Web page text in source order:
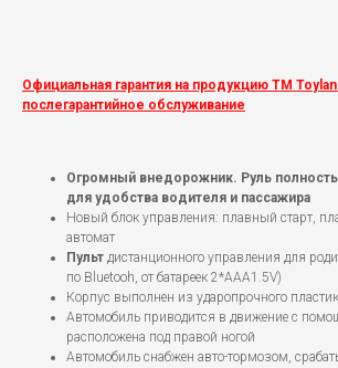
Официальная гарантия на продукцию ТМ
послегарантийное обслуживание
Огромный внедорожник. Руль
для удобства водителя и пассажира
Новый блок управления: плавный старт,
автомат
Пульт дистанционного управления для
по Bluetooh, от батареек 2*ААA1.5V)
Корпус выполнен из ударопрочного
Автомобиль приводится в движение с
расположена под правой ногой
Автомобиль снабжен авто-тормозом,